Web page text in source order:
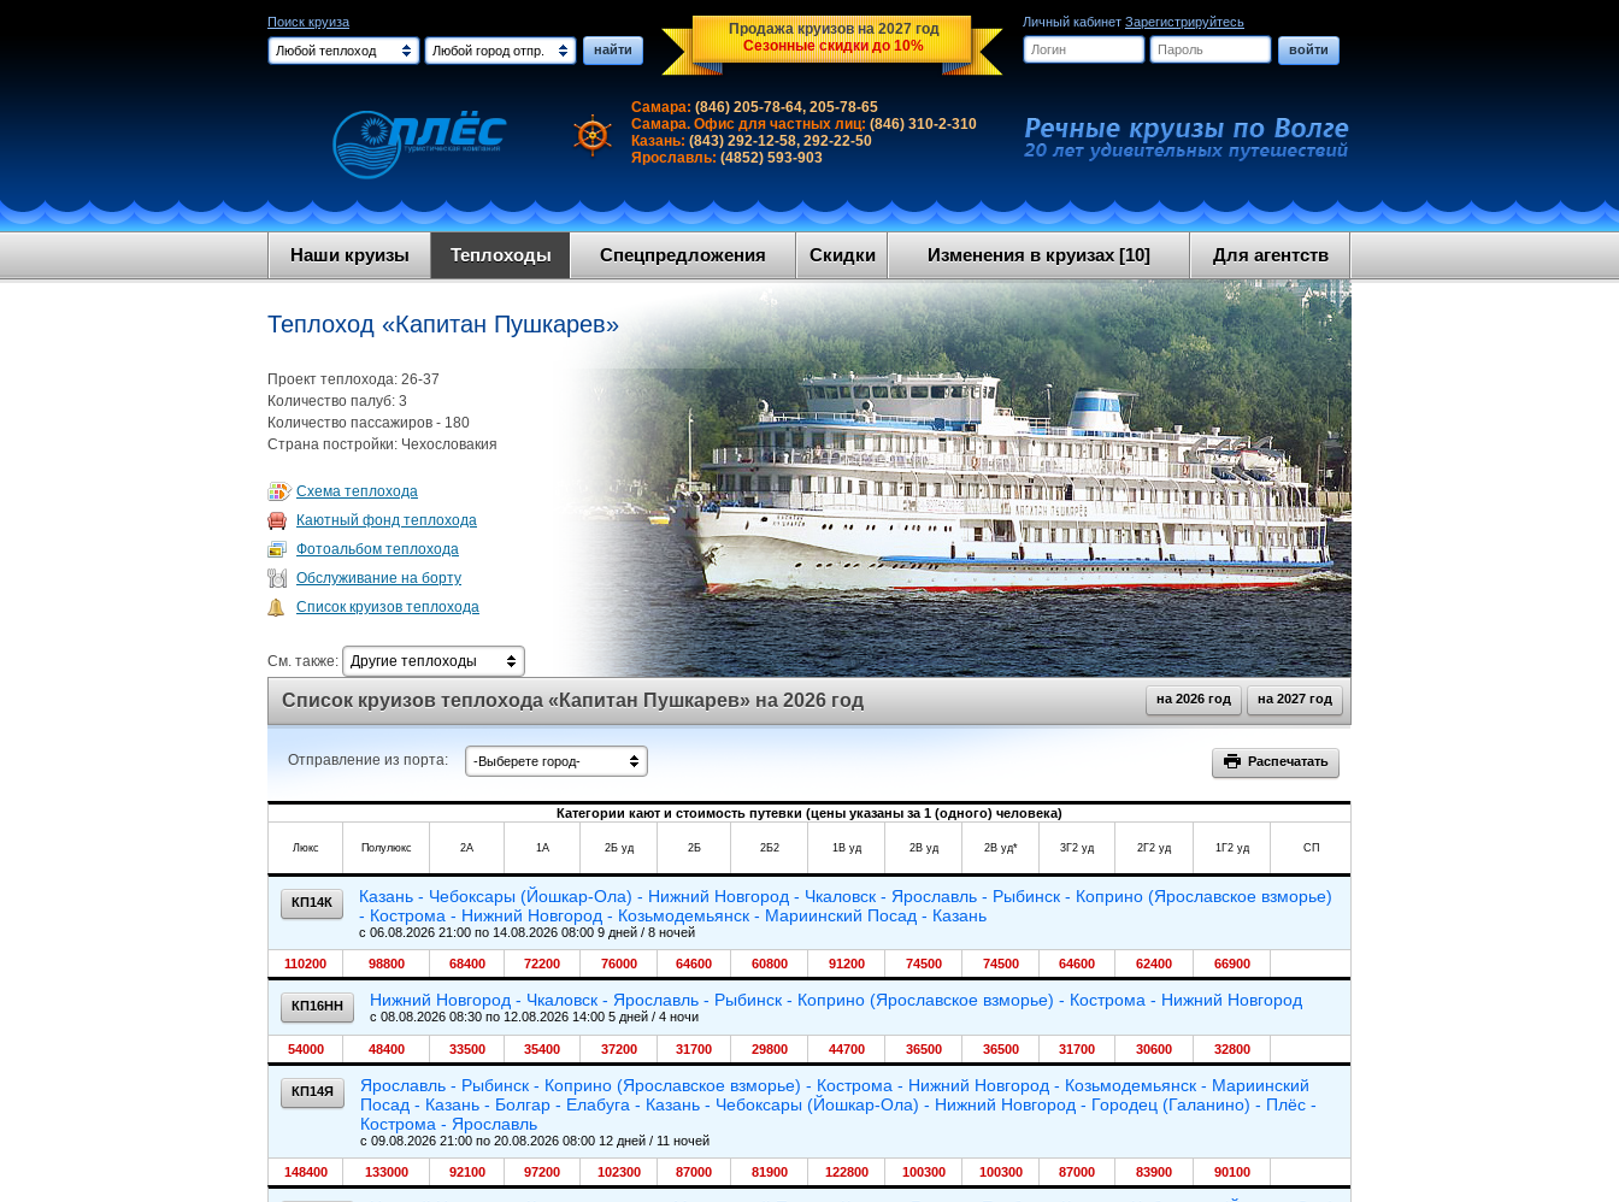
Поиск круиза
Любой теплоход
Любой город отпр. найти
Продажа круизов на 2027 год
Сезонные скидки до 10%
Личный кабинет Зарегистрируйтесь
войти
Самара: (846) 205-78-64, 205-78-65
Самара. Офис для частных лиц: (846) 310-2-310
Казань: (843) 292-12-58, 292-22-50
Ярославль: (4852) 593-903
Наши круизы Теплоходы Спецпредложения Скидки Изменения в круизах [10] Для агентств
Теплоход «Капитан Пушкарев»
Проект теплохода: 26-37
Количество палуб: 3
Количество пассажиров - 180
Страна постройки: Чехословакия
Схема теплохода
Каютный фонд теплохода
Фотоальбом теплохода
Обслуживание на борту
Список круизов теплохода
См. также: Другие теплоходы
Список круизов теплохода «Капитан Пушкарев» на 2026 год на 2026 год на 2027 год
Отправление из порта: -Выберете город- Распечатать
Категории кают и стоимость путевки (цены указаны за 1 (одного) человека)
Люкс Полулюкс 2А 1А 2Б уд 2Б 2Б2 1В уд 2В уд 2В уд* 3Г2 уд 2Г2 уд 1Г2 уд СП
КП14К
Казань - Чебоксары (Йошкар-Ола) - Нижний Новгород - Чкаловск - Ярославль - Рыбинск - Коприно (Ярославское взморье)
- Кострома - Нижний Новгород - Козьмодемьянск - Мариинский Посад - Казань
c 06.08.2026 21:00 по 14.08.2026 08:00 9 дней / 8 ночей
110200 98800 68400 72200 76000 64600 60800 91200 74500 74500 64600 62400 66900
КП16НН Нижний Новгород - Чкаловск - Ярославль - Рыбинск - Коприно (Ярославское взморье) - Кострома - Нижний Новгород
c 08.08.2026 08:30 по 12.08.2026 14:00 5 дней / 4 ночи
54000 48400 33500 35400 37200 31700 29800 44700 36500 36500 31700 30600 32800
КП14Я
Ярославль - Рыбинск - Коприно (Ярославское взморье) - Кострома - Нижний Новгород - Козьмодемьянск - Мариинский
Посад - Казань - Болгар - Елабуга - Казань - Чебоксары (Йошкар-Ола) - Нижний Новгород - Городец (Галанино) - Плёс -
Кострома - Ярославль
c 09.08.2026 21:00 по 20.08.2026 08:00 12 дней / 11 ночей
148400 133000 92100 97200 102300 87000 81900 122800 100300 100300 87000 83900 90100